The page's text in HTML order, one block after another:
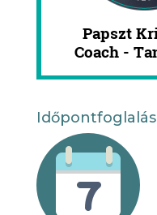
Időpontfoglalás